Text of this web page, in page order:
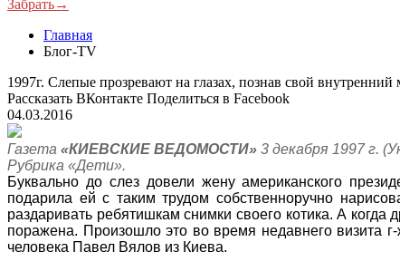
Забрать→
Главная
Блог-TV
1997г. Слепые прозревают на глазах, познав свой внутренний
Рассказать ВКонтакте Поделиться в Facebook
04.03.2016
Газета «КИЕВСКИЕ ВЕДОМОСТИ» 3 декабря 1997 г.
Рубрика «Дети».
Буквально до слез довели жену американского
подарила ей с таким трудом собственноручно
раздаривать ребятишкам снимки своего котика. А
поражена. Произошло это во время недавнего визита
человека Павел Вялов из Киева.